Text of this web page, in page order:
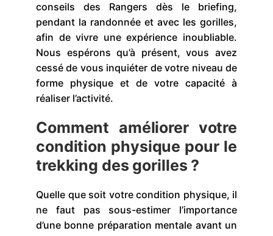
conseils des Rangers dès le briefing,
pendant la randonnée et avec les gorilles,
afin de vivre une expérience inoubliable.
Nous espérons qu’à présent, vous avez
cessé de vous inquiéter de votre niveau de
forme physique et de votre capacité à
réaliser l’activité.
Comment améliorer votre
condition physique pour le
trekking des gorilles ?
Quelle que soit votre condition physique, il
ne faut pas sous-estimer l’importance
d’une bonne préparation mentale avant un